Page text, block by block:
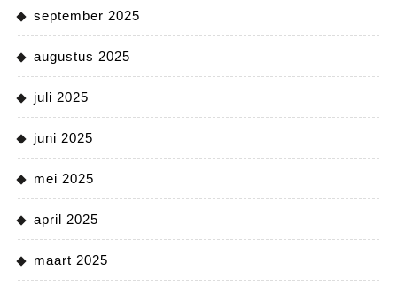
september 2025
augustus 2025
juli 2025
juni 2025
mei 2025
april 2025
maart 2025